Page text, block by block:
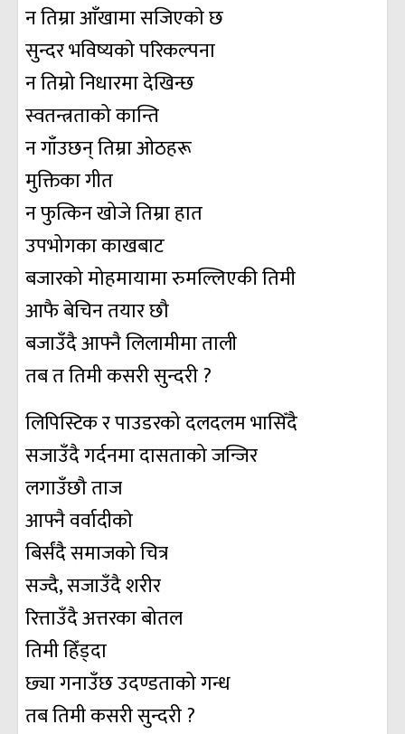
न तिम्रा आँखामा सजिएकाे छ
सुन्दर भविष्यकाे परिकल्पना
न तिम्रो निधारमा देखिन्छ
स्वतन्त्रताको कान्ति
न गाँउछन् तिम्रा ओठहरू
मुक्तिका गीत
न फुत्किन खोजे तिम्रा हात
उपभोगका काखबाट
बजारको मोहमायामा रुमल्लिएकी तिमी
आफै बेचिन तयार छौ
बजाउँदै आफ्नै लिलामीमा ताली
तब त तिमी कसरी सुन्दरी ?
लिपिस्टिक र पाउडरको दलदलम भासिँदै
सजाउँदै गर्दनमा दासताको जन्जिर
लगाउँछौ ताज
आफ्नै वर्वादीकाे
बिर्संदै समाजको चित्र
सज्दै, सजाउँदै शरीर
रित्ताउँदै अत्तरका बोतल
तिमी हिँड्दा
छ्या गनाउँछ उदण्डताको गन्ध
तब तिमी कसरी सुन्दरी ?